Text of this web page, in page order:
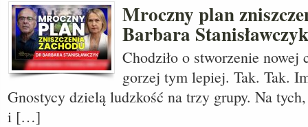
Mroczny plan
Barbara Stanisławczyk
Chodziło o stworzenie
gorzej tym lepiej. Tak. Tak.
Gnostycy dzielą ludzkość na trzy grupy. Na
i […]